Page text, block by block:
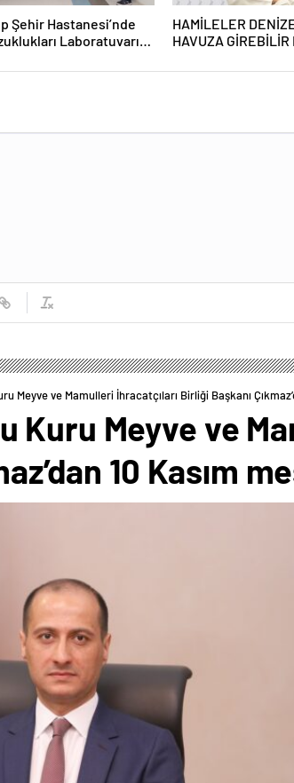
Şehir Hastanesi’nde
Laboratuvarı
HAMİLELER
HAVUZA GİREBİLİR
Meyve ve Mamulleri İhracatçıları Birliği Başkanı
Kuru Meyve ve
10 Kasım